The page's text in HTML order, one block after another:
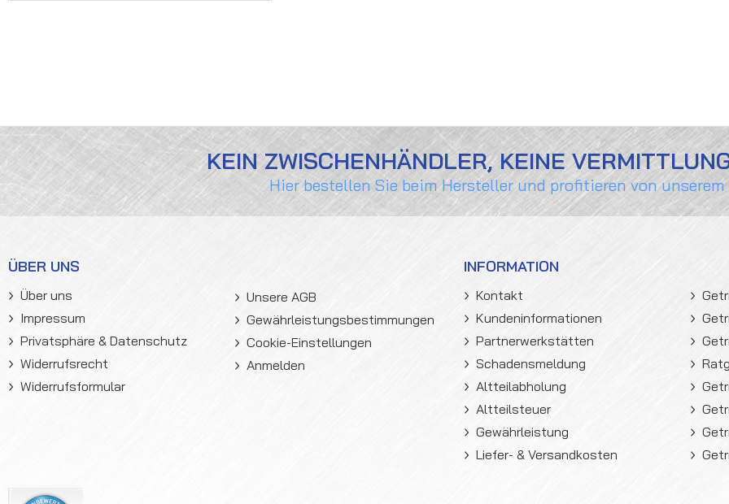
KEIN ZWISCHENHÄNDLER, KEINE
Hier bestellen Sie beim Hersteller und profitieren von
ÜBER UNS
Über uns
Impressum
Privatsphäre & Datenschutz
Widerrufsrecht
Widerrufsformular
Unsere AGB
Gewährleistungsbestimmungen
Cookie-Einstellungen
Anmelden
INFORMATION
Kontakt
Kundeninformationen
Partnerwerkstätten
Schadensmeldung
Altteilabholung
Altteilsteuer
Gewährleistung
Liefer- & Versandkosten